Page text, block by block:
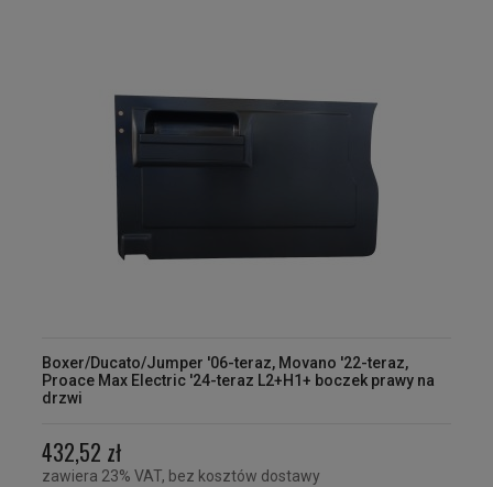
Boxer/Ducato/Jumper '06-teraz, Movano '22-teraz,
Proace Max Electric '24-teraz L2+H1+ boczek prawy na
drzwi
432,52 zł
zawiera 23% VAT, bez kosztów dostawy